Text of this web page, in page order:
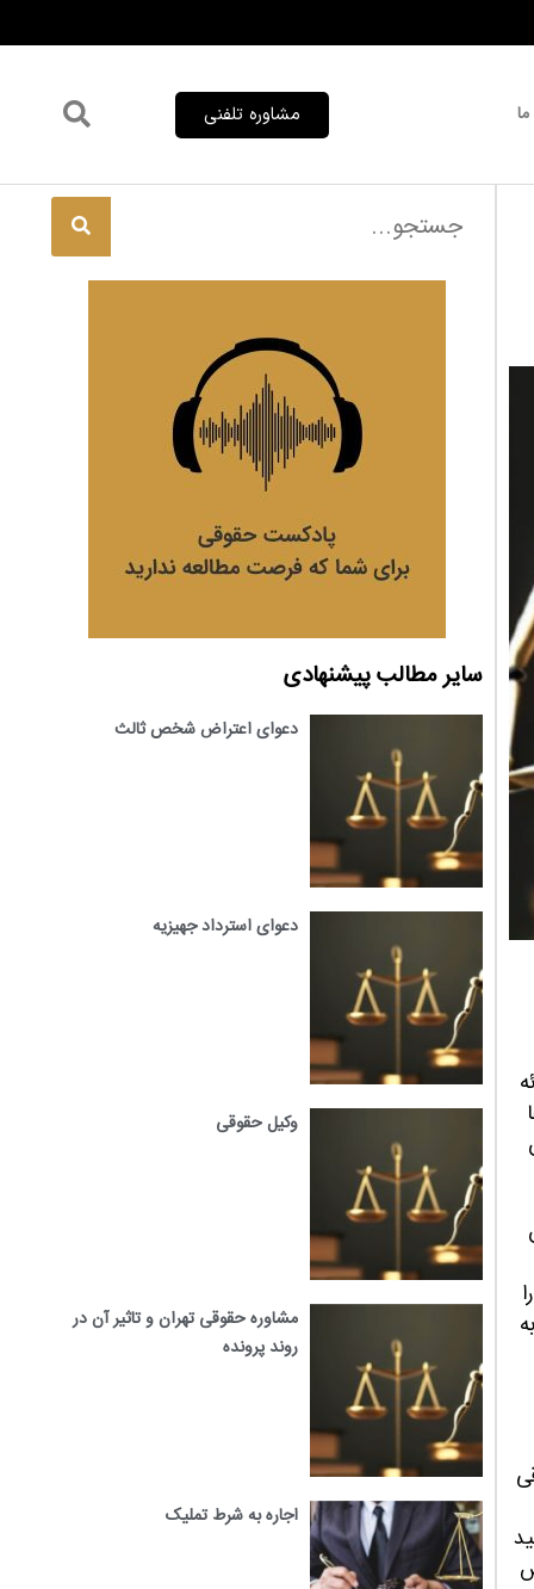
مشاوره تلفنی
سایر مطالب پیشنهادی
دعوای اعتراض شخص ثالث
دعوای استرداد جهیزیه
وکیل حقوقی
مشاوره حقوقی تهران و تاثیر آن در
روند پرونده
اجاره به شرط تملیک